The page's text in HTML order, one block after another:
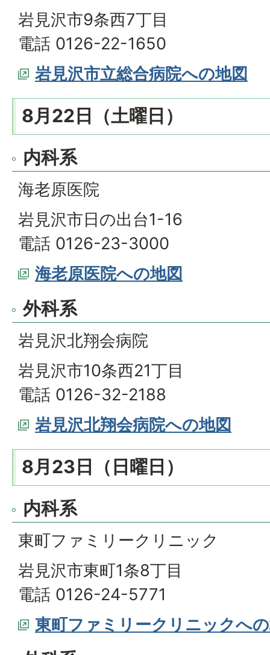
岩見沢市9条西7丁目
電話 0126-22-1650
岩見沢市立総合病院への地図
8月22日（土曜日）
内科系
海老原医院
岩見沢市日の出台1-16
電話 0126-23-3000
海老原医院への地図
外科系
岩見沢北翔会病院
岩見沢市10条西21丁目
電話 0126-32-2188
岩見沢北翔会病院への地図
8月23日（日曜日）
内科系
東町ファミリークリニック
岩見沢市東町1条8丁目
電話 0126-24-5771
東町ファミリークリニックへ